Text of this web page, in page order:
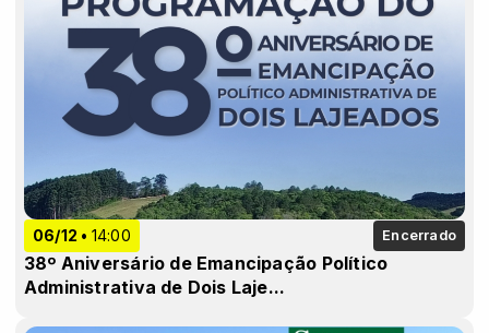
06/12 14:00 Encerrado
38º Aniversário de Emancipação Político
Administrativa de Dois Laje...